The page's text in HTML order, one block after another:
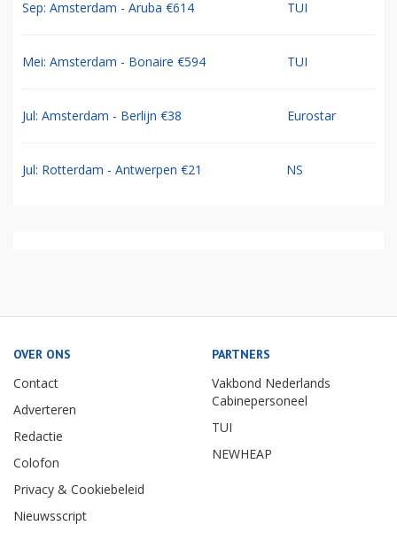
Sep: Amsterdam - Aruba €614 TUI
Mei: Amsterdam - Bonaire €594 TUI
Jul: Amsterdam - Berlijn €38 Eurostar
Jul: Rotterdam - Antwerpen €21 NS
OVER ONS
Contact
Adverteren
Redactie
Colofon
Privacy & Cookiebeleid
Nieuwsscript
PARTNERS
Vakbond Nederlands
Cabinepersoneel
TUI
NEWHEAP